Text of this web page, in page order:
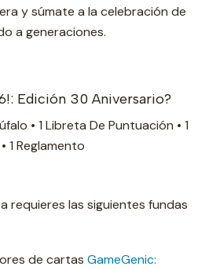
y súmate a la celebración de
a generaciones.
Edición 30 Aniversario?
• 1 Libreta De Puntuación • 1
1 Reglamento
requieres las siguientes fundas
de cartas GameGenic: